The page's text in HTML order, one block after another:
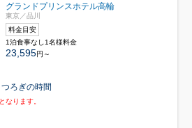
グランドプリンスホテル高輪
東京／品川
料金目安
1泊食事なし1名様料金
23,595円～
ろぎの時間
なります。